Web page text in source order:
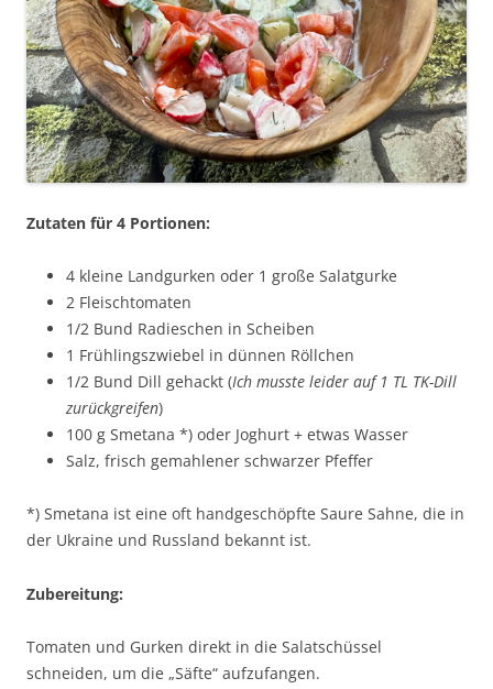
Zutaten für 4 Portionen:
4 kleine Landgurken oder 1 große Salatgurke
2 Fleischtomaten
1/2 Bund Radieschen in Scheiben
1 Frühlingszwiebel in dünnen Röllchen
1/2 Bund Dill gehackt (Ich musste leider auf 1 TL TK-Dill
zurückgreifen)
100 g Smetana *) oder Joghurt + etwas Wasser
Salz, frisch gemahlener schwarzer Pfeffer
*) Smetana ist eine oft handgeschöpfte Saure Sahne, die in
der Ukraine und Russland bekannt ist.
Zubereitung:
Tomaten und Gurken direkt in die Salatschüssel
schneiden, um die „Säfte“ aufzufangen.